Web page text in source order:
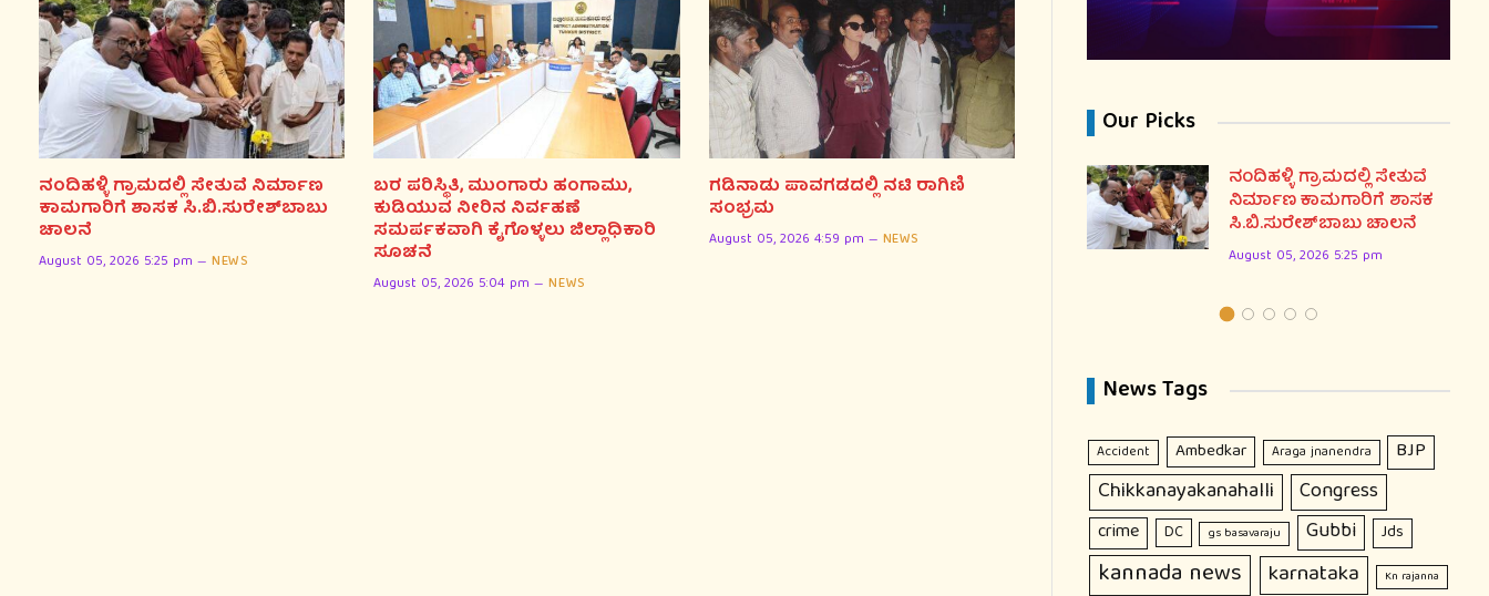
ನಂದಿಹಳ್ಳಿ ಗ್ರಾಮದಲ್ಲಿ ಸೇತುವೆ ನಿರ್ಮಾಣ
ಕಾಮಗಾರಿಗೆ ಶಾಸಕ ಸಿ.ಬಿ.ಸುರೇಶ್‌ಬಾಬು
ಚಾಲನೆ
August 05, 2026 5:25 pm NEWS
ಬರ ಪರಿಸ್ಥಿತಿ, ಮುಂಗಾರು ಹಂಗಾಮು,
ಕುಡಿಯುವ ನೀರಿನ ನಿರ್ವಹಣೆ
ಸಮರ್ಪಕವಾಗಿ ಕೈಗೊಳ್ಳಲು ಜಿಲ್ಲಾಧಿಕಾರಿ
ಸೂಚನೆ
August 05, 2026 5:04 pm NEWS
ಗಡಿನಾಡು ಪಾವಗಡದಲ್ಲಿ ನಟಿ ರಾಗಿಣಿ
ಸಂಭ್ರಮ
August 05, 2026 4:59 pm NEWS
Our Picks
ಕರ್ನಾಟಕ ರಾಜ್ಯದಲ್ಲಿ ಕನ್ನಡವೇ
ಸಾರ್ವಭೌಮ
August 05, 2026 4:54 pm
ನಂದಿಹಳ್ಳಿ ಗ್ರಾಮದಲ್ಲಿ ಸೇತುವೆ
ನಿರ್ಮಾಣ ಕಾಮಗಾರಿಗೆ ಶಾಸಕ
ಸಿ.ಬಿ.ಸುರೇಶ್‌ಬಾಬು ಚಾಲನೆ
August 05, 2026 5:25 pm
News Tags
Accident Ambedkar Araga jnanendra BJP
Chikkanayakanahalli Congress
crime DC gs basavaraju Gubbi Jds
kannada news karnataka Kn rajanna